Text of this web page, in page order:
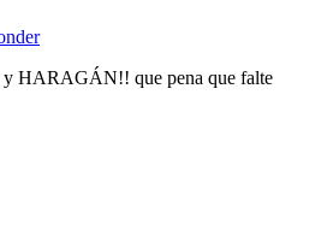
HARAGÁN!! que pena que falte